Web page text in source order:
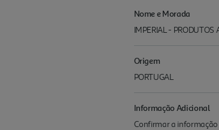
Nome e Morada
IMPERIAL - PRODUTOS
Origem
PORTUGAL
Informação Adicional
Confirmar a informação